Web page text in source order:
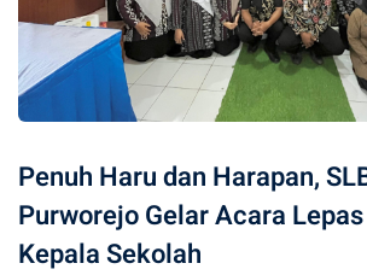
Penuh Haru dan Harapan,
Purworejo Gelar Acara
Kepala Sekolah